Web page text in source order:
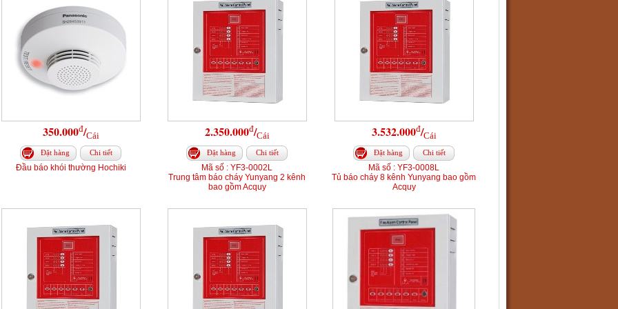
350.000đ/Cái
Đặt hàng Chi tiết
Đầu báo khói thường Hochiki
2.350.000đ/Cái
Đặt hàng Chi tiết
Mã số : YF3-0002L
Trung tâm báo cháy Yunyang 2 kênh
bao gồm Acquy
3.532.000đ/Cái
Đặt hàng Chi tiết
Mã số : YF3-0008L
Tủ báo cháy 8 kênh Yunyang bao gồm
Acquy